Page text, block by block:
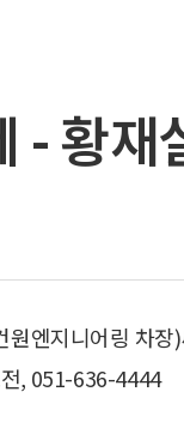
- 황재
엔지니어링 차장
, 051-636-4444